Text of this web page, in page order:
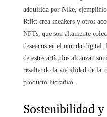
adquirida por Nike,
Rtfkt crea sneakers y otros
NFTs, que son altamente
deseados en el mundo digital.
de estos artículos alcanzan
resaltando la viabilidad de la
producto lucrativo.
Sostenibilidad y